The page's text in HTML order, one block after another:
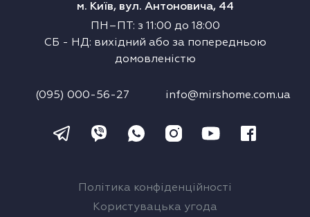
Мікрохвильові печі
Вакууматори
Кавоварки
Поверхні з вбудованою витяжкою
м. Київ, вул. Антоновича, 44
ПН–ПТ : з 11:00 до 18:00
СБ - НД: вихідний або за попередньою
домовленістю
info@mirshome.com.ua
(095) 000-56-27
Політика конфіденційності
Користувацька угода